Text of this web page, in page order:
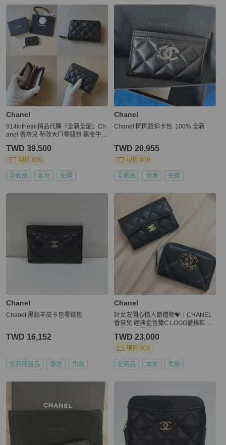
Chanel
914intheair精品代購『全新全配』Ch
anel 香奈兒 新款大ㄇ零錢包 黑金牛
TWD 39,500
現折 800
全新品 本地 免運
Chanel
Chanel 閃閃銀扣卡包. 100% 全新
TWD 20,955
現折 800
全新品 香港 免運
Chanel
Chanel 黑銀羊皮卡包零錢包
TWD 16,152
近新閒置品 香港 免運
Chanel
討女友開心情人節禮物💝｜CHANEL
香奈兒 經典金色雙C LOGO菱格粒紋
TWD 23,000
現折 800
全新品 本地 免運